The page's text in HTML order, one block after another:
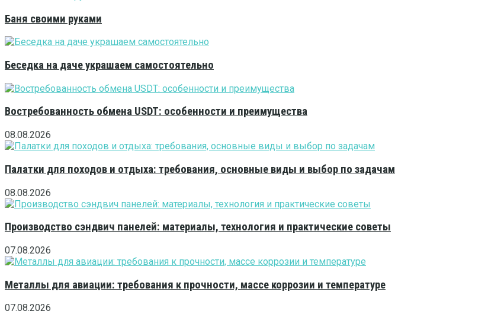
Баня своими руками
Беседка на даче украшаем самостоятельно
Востребованность обмена USDT: особенности и преимущества
08.08.2026
Палатки для походов и отдыха: требования, основные виды и выбор по задачам
08.08.2026
Производство сэндвич панелей: материалы, технология и практические советы
07.08.2026
Металлы для авиации: требования к прочности, массе коррозии и температуре
07.08.2026